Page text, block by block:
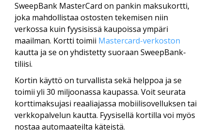
SweepBank MasterCard on pankin maksukortti,
joka mahdollistaa ostosten tekemisen niin
verkossa kuin fyysisissä kaupoissa ympäri
maailman. Kortti toimii Mastercard-verkoston
kautta ja se on yhdistetty suoraan SweepBank-
tiliisi.
Kortin käyttö on turvallista sekä helppoa ja se
toimii yli 30 miljoonassa kaupassa. Voit seurata
korttimaksujasi reaaliajassa mobiilisovelluksen tai
verkkopalvelun kautta. Fyysisellä kortilla voi myös
nostaa automaateilta käteistä.